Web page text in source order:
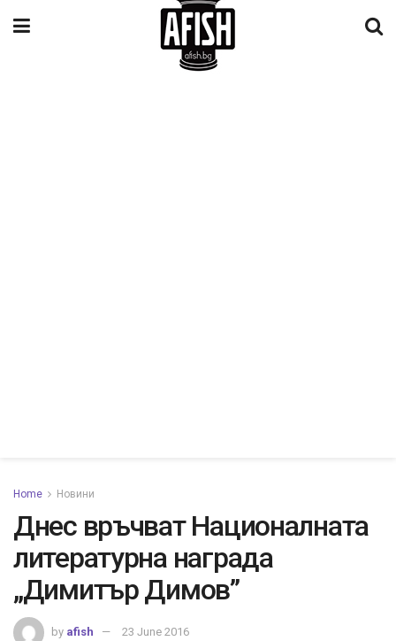
Home Новини
Днес връчват Националната
литературна награда
„Димитър Димов”
by afish 23 June 2016